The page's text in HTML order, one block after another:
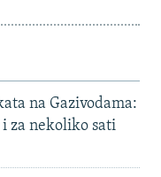
na Gazivodama:
za nekoliko sati